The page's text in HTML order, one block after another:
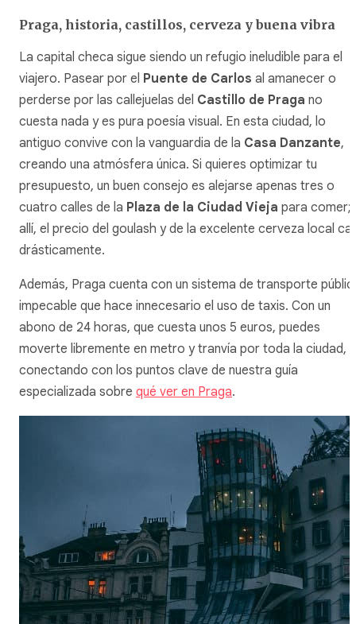
Praga, historia, castillos, cerveza y buena vibra
La capital checa sigue siendo un refugio ineludible para el
viajero. Pasear por el Puente de Carlos al amanecer o
perderse por las callejuelas del Castillo de Praga no
cuesta nada y es pura poesía visual. En esta ciudad, lo
antiguo convive con la vanguardia de la Casa Danzante,
creando una atmósfera única. Si quieres optimizar tu
presupuesto, un buen consejo es alejarse apenas tres o
cuatro calles de la Plaza de la Ciudad Vieja para comer;
allí, el precio del goulash y de la excelente cerveza local
drásticamente.
Además, Praga cuenta con un sistema de transporte
impecable que hace innecesario el uso de taxis. Con un
abono de 24 horas, que cuesta unos 5 euros, puedes
moverte libremente en metro y tranvía por toda la ciudad,
conectando con los puntos clave de nuestra guía
especializada sobre qué ver en Praga.